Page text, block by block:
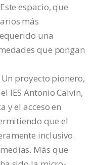
espacio, que
más
una
que pongan
proyecto pionero,
IES Antonio Calvín,
y el acceso en
que el
inclusivo.
Más que